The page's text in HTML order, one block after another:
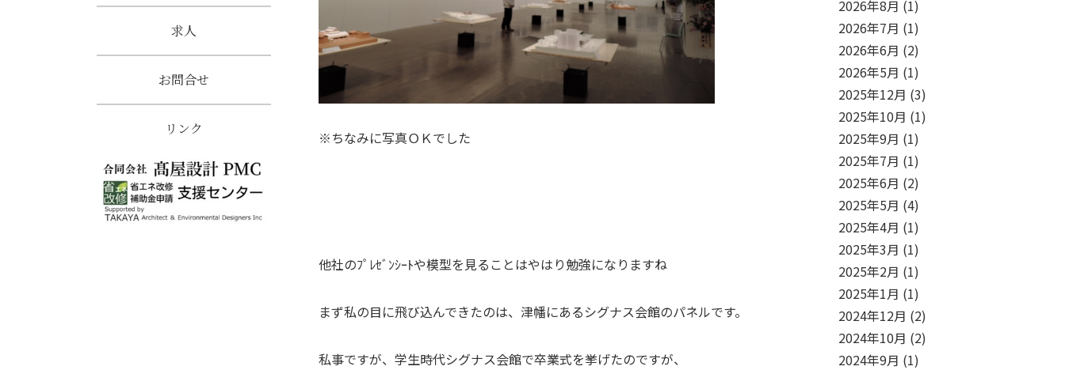
※ちなみに写真ＯＫでした
他社のﾌﾟﾚｾﾞﾝｼｰﾄや模型を見ることはやはり勉強になりますね
まず私の目に飛び込んできたのは、津幡にあるシグナス会館のパネルです。
私事ですが、学生時代シグナス会館で卒業式を挙げたのですが、
2026年8月 (1)
2026年7月 (1)
2026年6月 (2)
2026年5月 (1)
2025年12月 (3)
2025年10月 (1)
2025年9月 (1)
2025年7月 (1)
2025年6月 (2)
2025年5月 (4)
2025年4月 (1)
2025年3月 (1)
2025年2月 (1)
2025年1月 (1)
2024年12月 (2)
2024年10月 (2)
2024年9月 (1)
求人
お問合せ
リンク